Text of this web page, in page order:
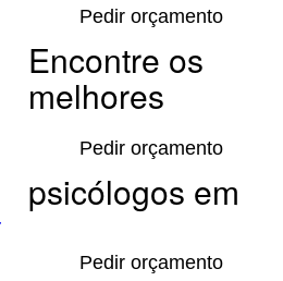
Pedir orçamento
Pedir orçamento
Pedir orçamento
Encontre os
melhores
psicólogos em